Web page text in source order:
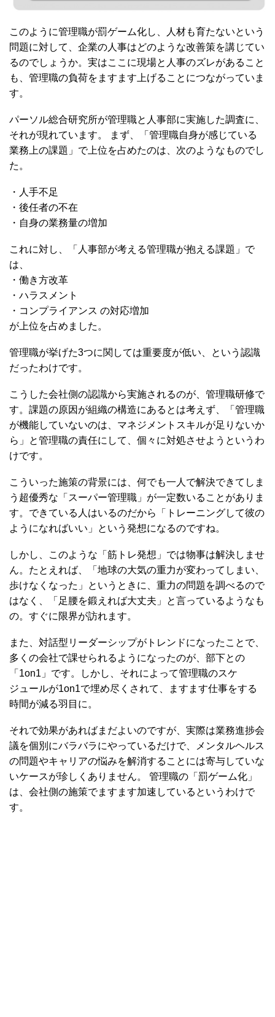
このように管理職が罰ゲーム化し、人材も育たないという
問題に対して、企業の人事はどのような改善策を講じてい
るのでしょうか。実はここに現場と人事のズレがあること
も、管理職の負荷をますます上げることにつながっていま
す。
パーソル総合研究所が管理職と人事部に実施した調査に、
それが現れています。 まず、「管理職自身が感じている
業務上の課題」で上位を占めたのは、次のようなものでし
た。
・人手不足
・後任者の不在
・自身の業務量の増加
これに対し、「人事部が考える管理職が抱える課題」で
は、
・働き方改革
・ハラスメント
・コンプライアンス の対応増加
が上位を占めました。
管理職が挙げた3つに関しては重要度が低い、という認識
だったわけです。
こうした会社側の認識から実施されるのが、管理職研修で
す。課題の原因が組織の構造にあるとは考えず、「管理職
が機能していないのは、マネジメントスキルが足りないか
ら」と管理職の責任にして、個々に対処させようというわ
けです。
こういった施策の背景には、何でも一人で解決できてしま
う超優秀な「スーパー管理職」が一定数いることがありま
す。できている人はいるのだから「トレーニングして彼の
ようになればいい」という発想になるのですね。
しかし、このような「筋トレ発想」では物事は解決しませ
ん。たとえれば、「地球の大気の重力が変わってしまい、
歩けなくなった」というときに、重力の問題を調べるので
はなく、「足腰を鍛えれば大丈夫」と言っているようなも
の。すぐに限界が訪れます。
また、対話型リーダーシップがトレンドになったことで、
多くの会社で課せられるようになったのが、部下との
「1on1」です。しかし、それによって管理職のスケ
ジュールが1on1で埋め尽くされて、ますます仕事をする
時間が減る羽目に。
それで効果があればまだよいのですが、実際は業務進捗会
議を個別にバラバラにやっているだけで、メンタルヘルス
の問題やキャリアの悩みを解消することには寄与していな
いケースが珍しくありません。 管理職の「罰ゲーム化」
は、会社側の施策でますます加速しているというわけで
す。